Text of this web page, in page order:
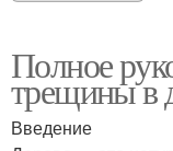
Полное
трещины в
Введение